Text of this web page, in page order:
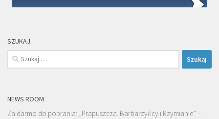
SZUKAJ
Szukaj:
NEWS ROOM
Za darmo do pobrania: „Prapuszcza. Barbarzyńcy i Rzymianie” –